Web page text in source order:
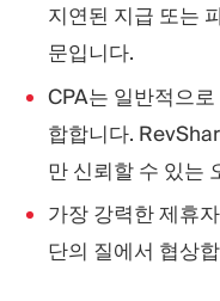
지연된 지급 또는
문입니다.
CPA는 일반적으
합합니다.
만 신뢰할 수 있는
가장 강력한 제휴
단의 질에서 협상